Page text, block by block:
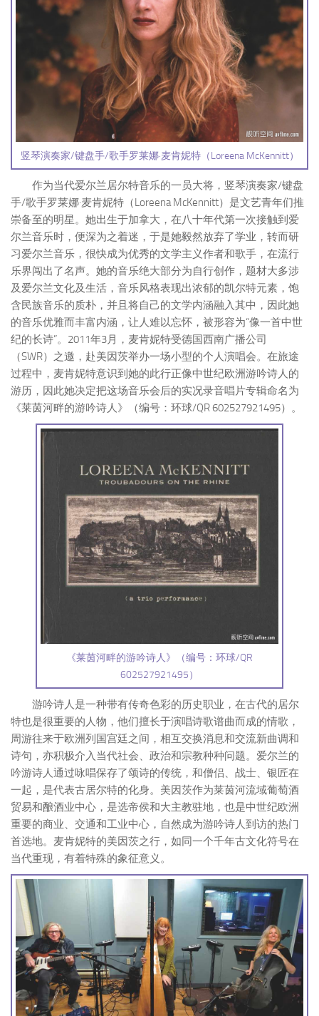
竖琴演奏家/键盘手/歌手罗莱娜·麦肯妮特（Loreena McKennitt）
作为当代爱尔兰居尔特音乐的一员大将，竖琴演奏家/键盘
手/歌手罗莱娜·麦肯妮特（Loreena McKennitt）是文艺青年们推
崇备至的明星。她出生于加拿大，在八十年代第一次接触到爱
尔兰音乐时，便深为之着迷，于是她毅然放弃了学业，转而研
习爱尔兰音乐，很快成为优秀的文学主义作者和歌手，在流行
乐界闯出了名声。她的音乐绝大部分为自行创作，题材大多涉
及爱尔兰文化及生活，音乐风格表现出浓郁的凯尔特元素，饱
含民族音乐的质朴，并且将自己的文学内涵融入其中，因此她
的音乐优雅而丰富内涵，让人难以忘怀，被形容为“像一首中世
纪的长诗”。2011年3月，麦肯妮特受德国西南广播公司
（SWR）之邀，赴美因茨举办一场小型的个人演唱会。在旅途
过程中，麦肯妮特意识到她的此行正像中世纪欧洲游吟诗人的
游历，因此她决定把这场音乐会后的实况录音唱片专辑命名为
《莱茵河畔的游吟诗人》（编号：环球/QR 602527921495）。
《莱茵河畔的游吟诗人》（编号：环球/QR
602527921495）
游吟诗人是一种带有传奇色彩的历史职业，在古代的居尔
特也是很重要的人物，他们擅长于演唱诗歌谱曲而成的情歌，
周游往来于欧洲列国宫廷之间，相互交换消息和交流新曲调和
诗句，亦积极介入当代社会、政治和宗教种种问题。爱尔兰的
吟游诗人通过咏唱保存了颂诗的传统，和僧侣、战士、银匠在
一起，是代表古居尔特的化身。美因茨作为莱茵河流域葡萄酒
贸易和酿酒业中心，是选帝侯和大主教驻地，也是中世纪欧洲
重要的商业、交通和工业中心，自然成为游吟诗人到访的热门
首选地。麦肯妮特的美因茨之行，如同一个千年古文化符号在
当代重现，有着特殊的象征意义。